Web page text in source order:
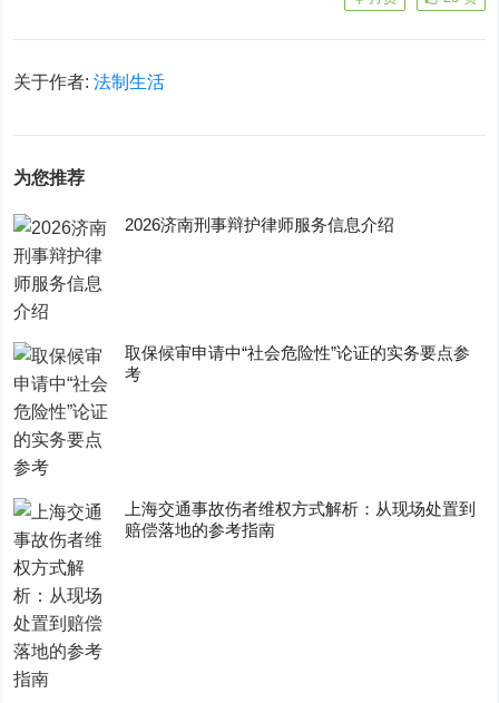
关于作者:法制生活
为您推荐
2026济南刑事辩护律师服务信息介绍
取保候审申请中“社会危险性”论证的实务要点参
考
上海交通事故伤者维权方式解析：从现场处置到
赔偿落地的参考指南